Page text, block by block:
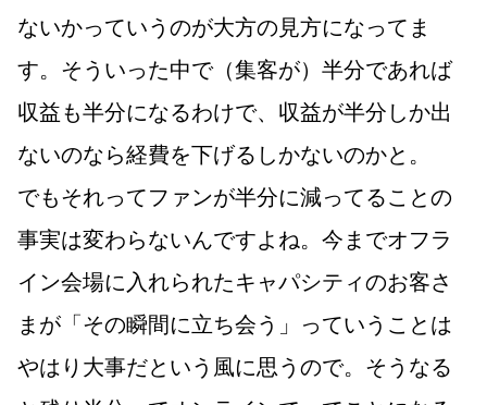
ないかっていうのが大方の見方になってま
す。そういった中で（集客が）半分であれば
収益も半分になるわけで、収益が半分しか出
ないのなら経費を下げるしかないのかと。
でもそれってファンが半分に減ってることの
事実は変わらないんですよね。今までオフラ
イン会場に入れられたキャパシティのお客さ
まが「その瞬間に立ち会う」っていうことは
やはり大事だという風に思うので。そうなる